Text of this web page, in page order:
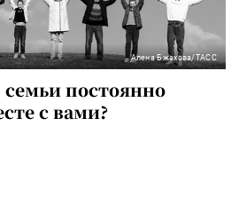
Алена Бжахова/ТАСС
семьи постоянно
с вами?